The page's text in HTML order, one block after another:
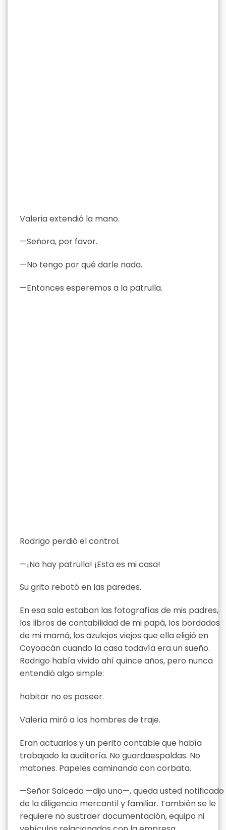
Valeria extendió la mano.
—Señora, por favor.
—No tengo por qué darle nada.
—Entonces esperemos a la patrulla.
Rodrigo perdió el control.
—¡No hay patrulla! ¡Esta es mi casa!
Su grito rebotó en las paredes.
En esa sala estaban las fotografías de mis padres,
los libros de contabilidad de mi papá, los bordados
de mi mamá, los azulejos viejos que ella eligió en
Coyoacán cuando la casa todavía era un sueño.
Rodrigo había vivido ahí quince años, pero nunca
entendió algo simple:
habitar no es poseer.
Valeria miró a los hombres de traje.
Eran actuarios y un perito contable que había
trabajado la auditoría. No guardaespaldas. No
matones. Papeles caminando con corbata.
—Señor Salcedo —dijo uno—, queda usted notificado
de la diligencia mercantil y familiar. También se le
requiere no sustraer documentación, equipo ni